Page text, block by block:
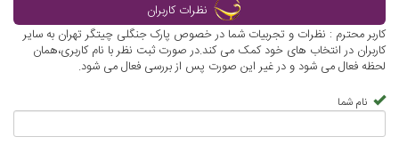
نظرات کاربران
کاربر محترم : نظرات و تجربیات شما در خصوص پارک جنگلی چیتگر تهران به سایر
کاربران در انتخاب های خود کمک می کند.در صورت ثبت نظر با نام کاربری،همان
لحظه فعال می شود و در غیر این صورت پس از بررسی فعال می شود.
نام شما